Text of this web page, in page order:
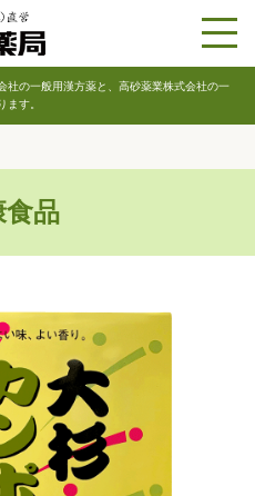
社の一般用漢方薬と、高砂薬業株式会社の一
ます。
食品